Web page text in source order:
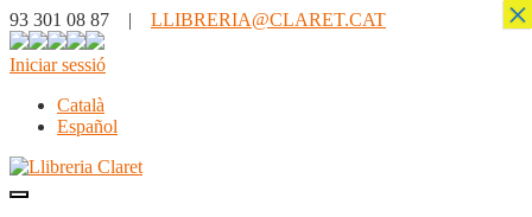
93 301 08 87 | LLIBRERIA@CLARET.CAT
Iniciar sessió
Català
Español
×